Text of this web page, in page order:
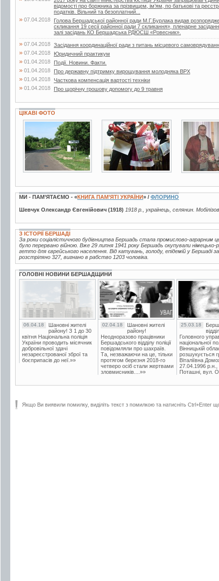
відомості про боржника за прізвищем, ім’ям, по батькові та
податків. Вільний та безоплатний...
» 07.04.2018
Голова Бершадської районної ради М.Г.Бурлака видав
скликання 19 сесії районної ради 7 скликання», пленарне
залі засідань КО Бершадська РДЮСШ «Ровесник».
» 07.04.2018 Засідання координаційної ради з питань місцевого
» 07.04.2018 Юридичний практикум
» 01.04.2018 Події. Новини. Факти.
» 01.04.2018 Про державну підтримку вирощування молодняка ВРХ
» 01.04.2018 Часткова компенсація вартості техніки
» 01.04.2018 Про щорічну грошову допомогу до 9 травня
ЦІКАВІ ФОТО
5 фото 3 фото
МИ - ПАМ’ЯТАЄМО - «КНИГА ПАМ’ЯТІ УКРАЇНИ» / ФЛОРИНО
Шевчук Олександр Євгенійович (1918) 1918 р., українець, селянин.
З ІСТОРІЇ БЕРШАДІ
За роки соціалістичного будівництва Бершадь стала промислово-аграрним
було перервано війною. Вже 29 липня 1941 року Бершадь окупували
гетто для єврейського населення. Від катувань, голоду, епідемій у Бершаді
розстріляно 327, вигнано в рабство 1203 чоловіка.
ГОЛОВНІ НОВИНИ БЕРШАДЩИНИ
06.04.18
Шановні жителі
району! З 1 до 30
квітня Національна поліція
України проводить місячник
добровільної здачі
незареєстрованої зброї та
боєприпасів до неї.»»
02.04.18
Шановні жителі
району!
Неодноразово працівники
Бершадського відділу поліції
повідомляли про шахраїв.
Та, незважаючи на це, тільки
протягом березня 2018-го
четверо осіб стали жертвами
зловмисників....»»
25.03.18
Головного
національної
Вінницькій
розшукується
Віталіївна
27.04.1996 р.н.,
Поташні, вул.
Якщо Ви виявили помилку, виділіть текст з помилкою та натисніть Ctrl+Enter